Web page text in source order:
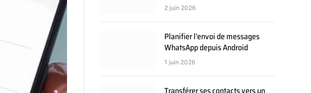
2 juin 2026
Planifier l’envoi de messages
WhatsApp depuis Android
1 juin 2026